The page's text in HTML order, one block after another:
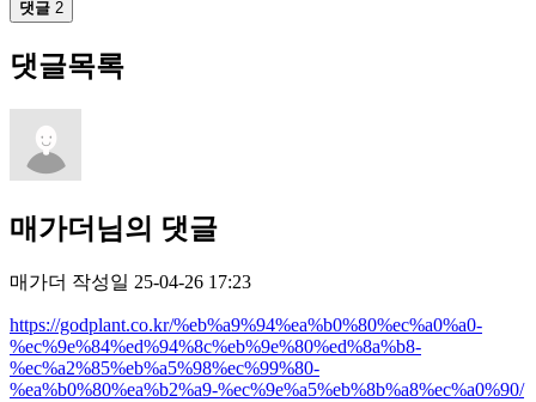
댓글 2
댓글목록
매가더님의 댓글
매가더 작성일 25-04-26 17:23
https://godplant.co.kr/%eb%a9%94%ea%b0%80%ec%a0%a0-
%ec%9e%84%ed%94%8c%eb%9e%80%ed%8a%b8-
%ec%a2%85%eb%a5%98%ec%99%80-
%ea%b0%80%ea%b2%a9-%ec%9e%a5%eb%8b%a8%ec%a0%90/